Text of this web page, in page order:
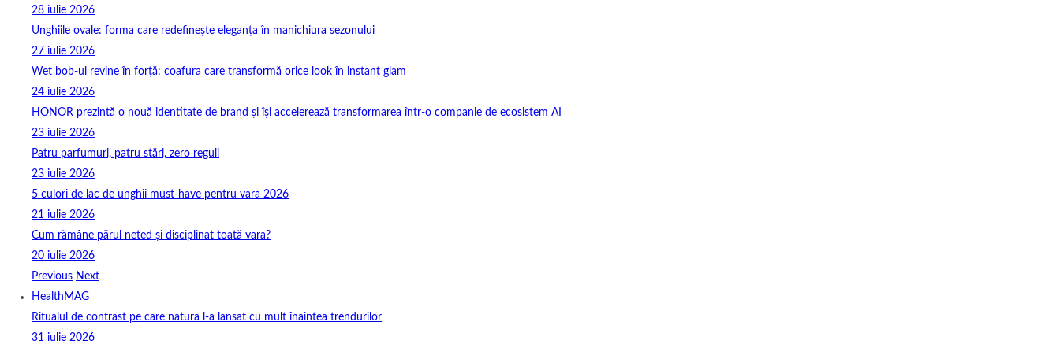
28 iulie 2026
Unghiile ovale: forma care redefinește eleganța în manichiura sezonului
27 iulie 2026
Wet bob-ul revine în forță: coafura care transformă orice look în instant glam
24 iulie 2026
HONOR prezintă o nouă identitate de brand și își accelerează transformarea într-o companie de ecosistem AI
23 iulie 2026
Patru parfumuri, patru stări, zero reguli
23 iulie 2026
5 culori de lac de unghii must‑have pentru vara 2026
21 iulie 2026
Cum rămâne părul neted și disciplinat toată vara?
20 iulie 2026
Previous Next
HealthMAG
Ritualul de contrast pe care natura l-a lansat cu mult înaintea trendurilor
31 iulie 2026